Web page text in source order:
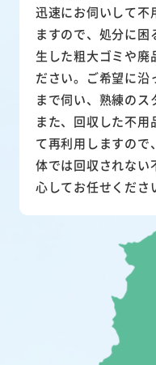
迅速にお伺いして不
ますので、処分に
生した粗大ゴミや廃
ださい。ご希望に沿
まで伺い、熟練のス
また、 回収した不用
て再利用 しますので
体では回収されない
心してお任せくださ